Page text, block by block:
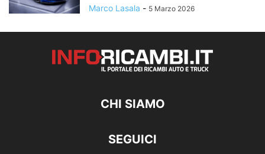
Marco Lasala - 5 Marzo 2026
CHI SIAMO
SEGUICI